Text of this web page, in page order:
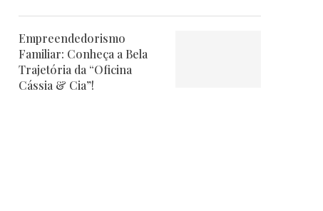
Empreendedorismo
Familiar: Conheça a Bela
Trajetória da “Oficina
Cássia & Cia”!